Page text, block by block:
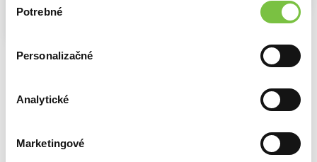
cookies.
súhlasu
Potrebné
Personalizačné
Analytické
Marketingové
Káva Všetko najlepšie
Na sklade
Ľúbezná Dolina
8,99€
Ďalšie z kategórie Zrnková